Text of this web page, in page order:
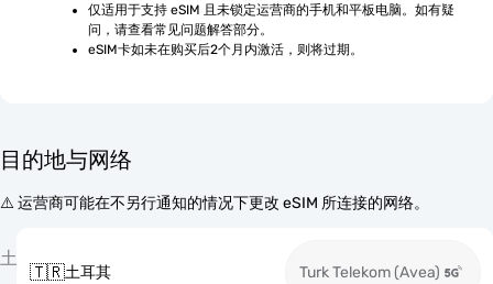
仅适用于支持 eSIM 且未锁定运营商的手机和平板电脑。如有疑
问，请查看常见问题解答部分。
eSIM卡如未在购买后2个月内激活，则将过期。
目的地与网络
⚠️ 运营商可能在不另行通知的情况下更改 eSIM 所连接的网络。
土
🇹🇷土耳其 Turk Telekom (Avea)